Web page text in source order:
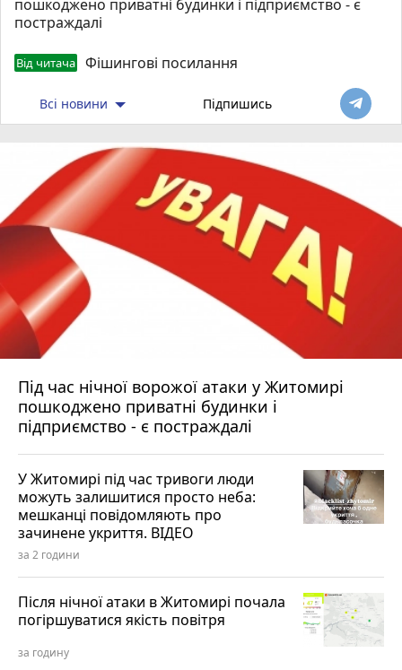
пошкоджено приватні будинки і підприємство - є
постраждалі
Від читача Фішингові посилання
Всі новини Підпишись
Під час нічної ворожої атаки у Житомирі
пошкоджено приватні будинки і
підприємство - є постраждалі
У Житомирі під час тривоги люди
можуть залишитися просто неба:
мешканці повідомляють про
зачинене укриття. ВІДЕО
за 2 години
Після нічної атаки в Житомирі почала
погіршуватися якість повітря
за годину